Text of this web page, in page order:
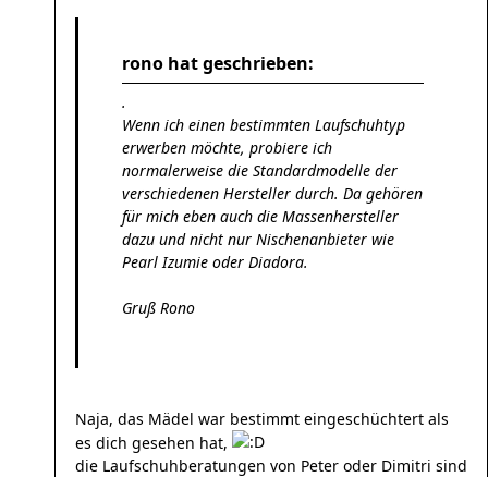
rono hat geschrieben:
.
Wenn ich einen bestimmten Laufschuhtyp
erwerben möchte, probiere ich
normalerweise die Standardmodelle der
verschiedenen Hersteller durch. Da gehören
für mich eben auch die Massenhersteller
dazu und nicht nur Nischenanbieter wie
Pearl Izumie oder Diadora.
Gruß Rono
Naja, das Mädel war bestimmt eingeschüchtert als
es dich gesehen hat,
die Laufschuhberatungen von Peter oder Dimitri sind